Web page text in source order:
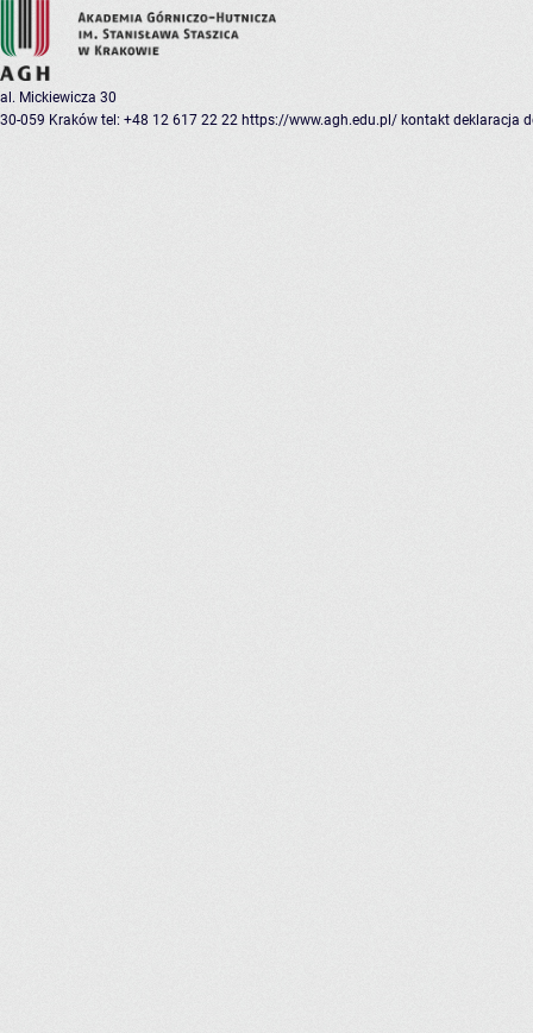
al. Mickiewicza 30
30-059 Kraków tel: +48 12 617 22 22 https://www.agh.edu.pl/ kontakt deklaracja